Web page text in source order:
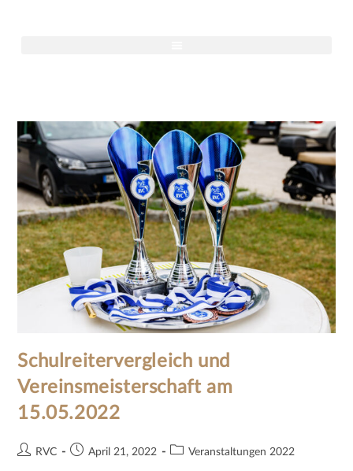
Schulreitervergleich und
Vereinsmeisterschaft am
15.05.2022
RVC April 21, 2022 Veranstaltungen 2022